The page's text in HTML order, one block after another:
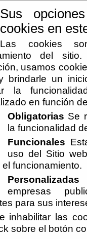
Sus
cookies en
Las cookies
del
usamos
brindarle un
la
en función
Obligatorias Se
la funcionalidad
Funcionales
uso del Sitio
el funcionamiento.
Personalizadas
empresas
para sus
inhabilitar las
sobre el botón
LA AGRUPACIÓN AVISOS
0400000-F)